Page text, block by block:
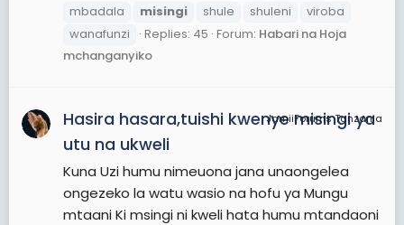
mbadala
misingi shule shuleni
viroba
wanafunzi
Replies: 45 Forum: Habari na Hoja
mchanganyiko
JamiiForums Tanzania
Hasira hasara,tuishi kwenye misingi ya
utu na ukweli
Kuna Uzi humu nimeuona jana unaongelea
ongezeko la watu wasio na hofu ya Mungu
mtaani Ki msingi ni kweli hata humu mtandaoni